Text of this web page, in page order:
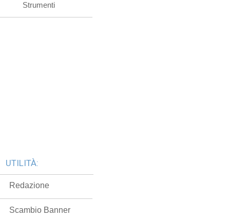
Strumenti
UTILITÀ:
Redazione
Scambio Banner